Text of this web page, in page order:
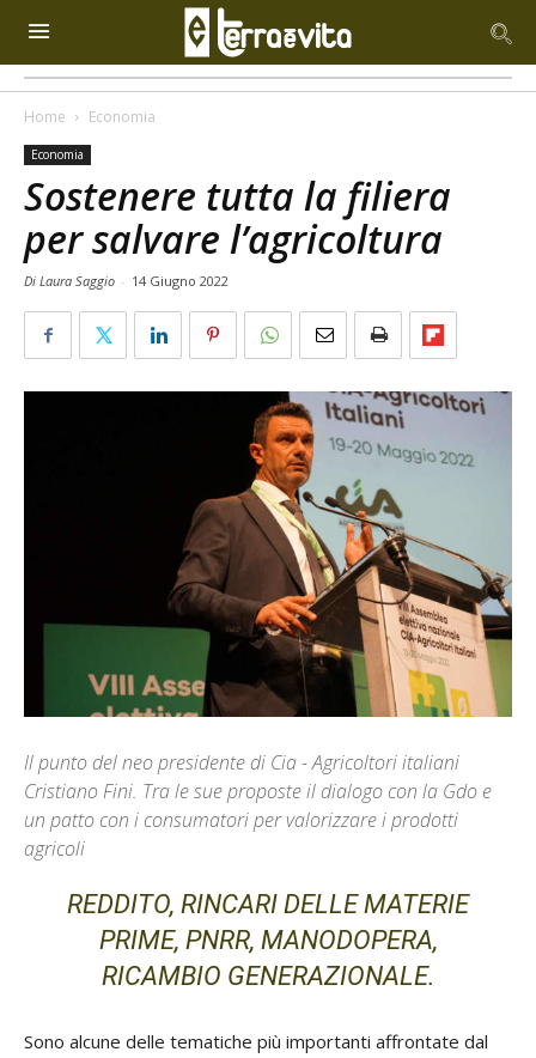
Home Economia
Economia
Sostenere tutta la filiera
per salvare l’agricoltura
Di Laura Saggio - 14 Giugno 2022
Il punto del neo presidente di Cia - Agricoltori italiani
Cristiano Fini. Tra le sue proposte il dialogo con la Gdo e
un patto con i consumatori per valorizzare i prodotti
agricoli
REDDITO, RINCARI DELLE MATERIE
PRIME, PNRR, MANODOPERA,
RICAMBIO GENERAZIONALE.
Sono alcune delle tematiche più importanti affrontate dal